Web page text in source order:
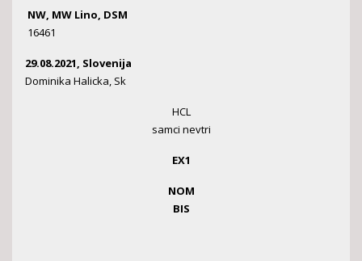
NW, MW Lino, DSM
16461
29.08.2021, Slovenija
Dominika Halicka, Sk
HCL
samci nevtri
EX1
NOM
BIS